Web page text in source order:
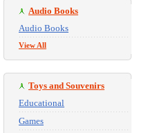
Audio Books
Audio Books
View All
Toys and Souvenirs
Educational
Games